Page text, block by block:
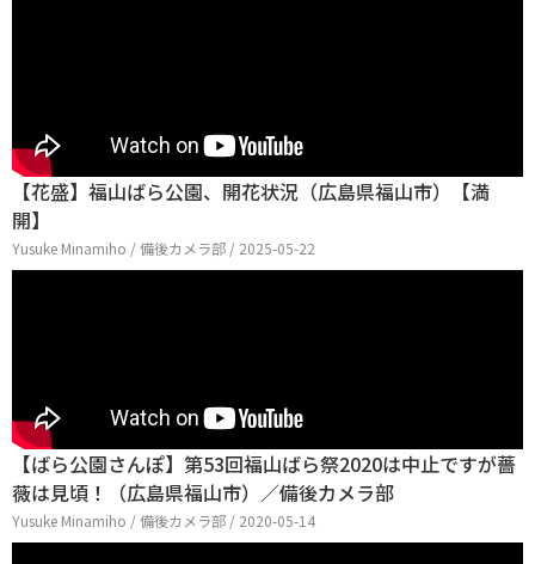
【花盛】福山ばら公園、開花状況（広島県福山市）【満
開】
Yusuke Minamiho / 備後カメラ部 / 2025-05-22
【ばら公園さんぽ】第53回福山ばら祭2020は中止ですが薔
薇は見頃！（広島県福山市）／備後カメラ部
Yusuke Minamiho / 備後カメラ部 / 2020-05-14